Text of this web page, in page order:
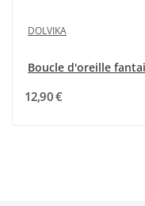
DOLVIKA
12,90 €